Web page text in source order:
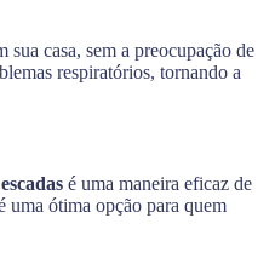
sua casa, sem a preocupação de
respiratórios, tornando a
é uma maneira eficaz de
uma ótima opção para quem